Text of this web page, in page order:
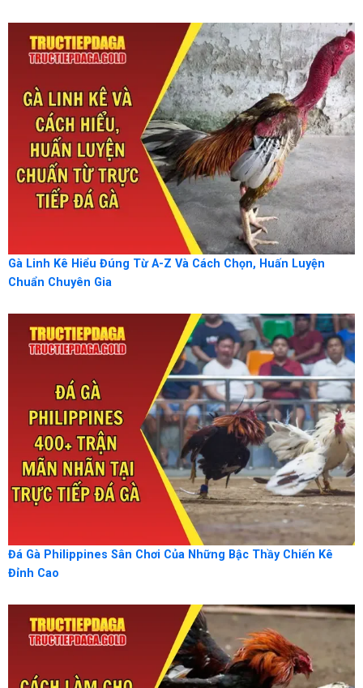
Gà Linh Kê Hiểu Đúng Từ A-Z Và Cách Chọn, Huấn Luyện
Chuẩn Chuyên Gia
Đá Gà Philippines Sân Chơi Của Những Bậc Thầy Chiến Kê
Đỉnh Cao